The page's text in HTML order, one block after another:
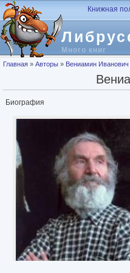
Перейти к основному содержанию
Много книг
Книжная
Вы здесь
Главная » Авторы » Вениамин
Биография